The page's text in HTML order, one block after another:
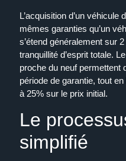
L’acquisition d’un véhicule
mêmes garanties qu’un
s’étend généralement sur
tranquillité d’esprit totale.
proche du neuf permettent
période de garantie, tout
à 25% sur le prix initial.
Le
simplifié